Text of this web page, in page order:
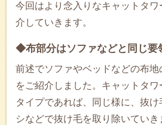
今回はより念入りなキャットタ
介していきます。
◆布部分はソファなどと同じ要
前述でソファやベッドなどの布
をご紹介しました。キャットタ
タイプであれば、同じ様に、抜
シなどで抜け毛を取り除いていき